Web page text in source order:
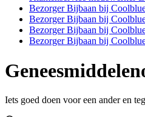
Bezorger Bijbaan bij
Bezorger Bijbaan bij
Bezorger Bijbaan bij
Bezorger Bijbaan bij
Iets goed doen voor een ander en